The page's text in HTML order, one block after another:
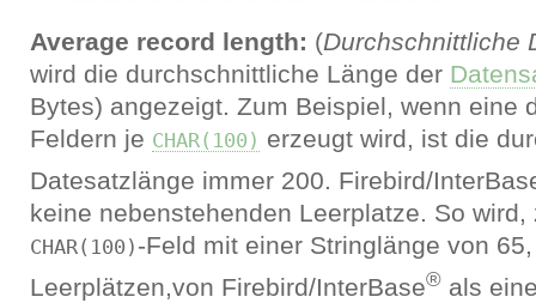
Average record length: (Durchschnittliche
wird die durchschnittliche Länge der
Bytes) angezeigt. Zum Beispiel, wenn eine
Feldern je CHAR(100) erzeugt wird, ist die
Datesatzlänge immer 200. Firebird/
keine nebenstehenden Leerplatze. So
CHAR(100) -Feld mit einer Stringlänge von
Leerplätzen,von Firebird/InterBase®als